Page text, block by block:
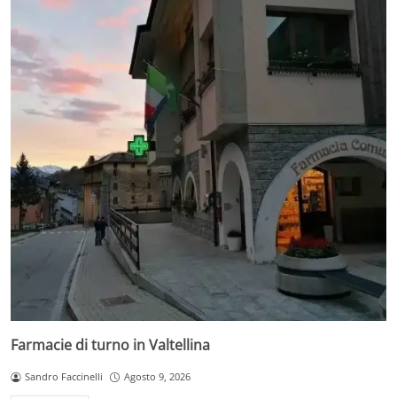
Farmacie di turno in Valtellina
Sandro Faccinelli Agosto 9, 2026